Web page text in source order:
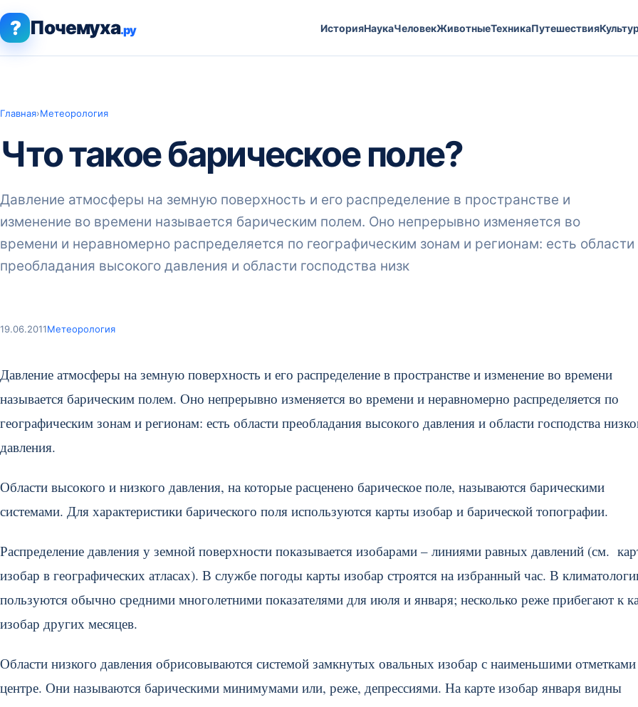
? Почемуха.ру ИсторияНаукаЧеловекЖивотныеТехникаПутешествия
Главная›Метеорология
Что такое барическое поле?
Давление атмосферы на земную поверхность и его распределение в пространстве и
изменение во времени называется барическим полем. Оно непрерывно изменяется во
времени и неравномерно распределяется по географическим зонам и регионам: есть области
преобладания высокого давления и области господства низк
19.06.2011Метеорология
Давление атмосферы на земную поверхность и его распределение в пространстве и изменение во времени
называется барическим полем. Оно непрерывно изменяется во времени и неравномерно распределяется по
географическим зонам и регионам: есть области преобладания высокого давления и области господства
давления.
Области высокого и низкого давления, на которые расценено барическое поле, называются барическими
системами. Для характеристики барического поля используются карты изобар и барической топографии.
Распределение давления у земной поверхности показывается изобарами – линиями равных давлений (см.
изобар в географических атласах). В службе погоды карты изобар строятся на избранный час. В
пользуются обычно средними многолетними показателями для июля и января; несколько реже прибегают к
изобар других месяцев.
Области низкого давления обрисовываются системой замкнутых овальных изобар с наименьшими
центре. Они называются барическими минимумами или, реже, депрессиями. На карте изобар января видны